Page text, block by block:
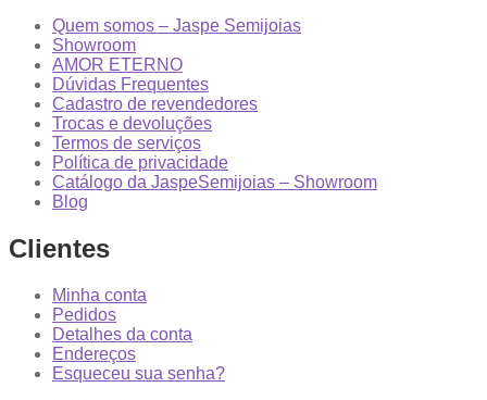
Quem somos – Jaspe Semijoias
Showroom
AMOR ETERNO
Dúvidas Frequentes
Cadastro de revendedores
Trocas e devoluções
Termos de serviços
Política de privacidade
Catálogo da JaspeSemijoias – Showroom
Blog
Clientes
Minha conta
Pedidos
Detalhes da conta
Endereços
Esqueceu sua senha?